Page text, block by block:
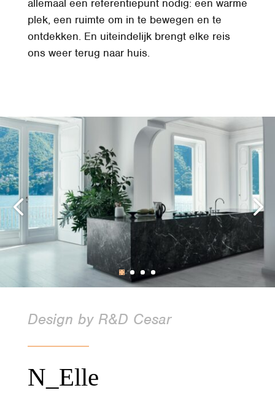
allemaal een referentiepunt nodig: een warme
plek, een ruimte om in te bewegen en te
ontdekken. En uiteindelijk brengt elke reis
ons weer terug naar huis.
Design by R&D Cesar
N_Elle